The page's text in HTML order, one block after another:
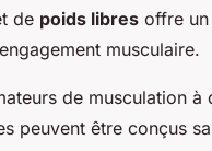
de poids libres offre
musculaire.
de musculation à
peuvent être conçus